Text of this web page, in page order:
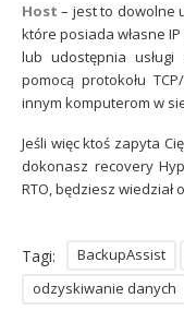
Host – jest to dowolne
które posiada własne
lub udostępnia
pomocą protokołu
innym komputerom w
Jeśli więc ktoś zapyta
dokonasz recovery
RTO, będziesz wiedział
Tagi: BackupAssist
odzyskiwanie danych